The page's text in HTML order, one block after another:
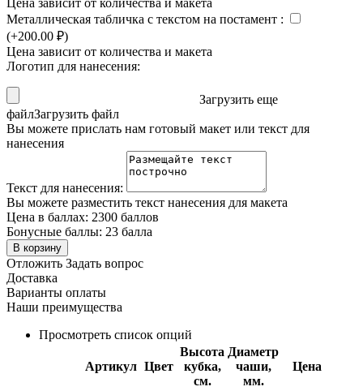
Цена зависит от количества и макета
Металлическая табличка с текстом на постамент :
(+200.00 ₽)
Цена зависит от количества и макета
Логотип для нанесения:
Загрузить еще
файлЗагрузить файл
Вы можете прислать нам готовый макет или текст для
нанесения
Текст для нанесения:
Вы можете разместить текст нанесения для макета
Цена в баллах: 2300 баллов
Бонусные баллы: 23 балла
В корзину
Отложить Задать вопрос
Доставка
Варианты оплаты
Наши преимущества
Просмотреть список опций
Артикул Цвет
Высота
кубка,
см.
Диаметр
чаши,
мм.
Цена